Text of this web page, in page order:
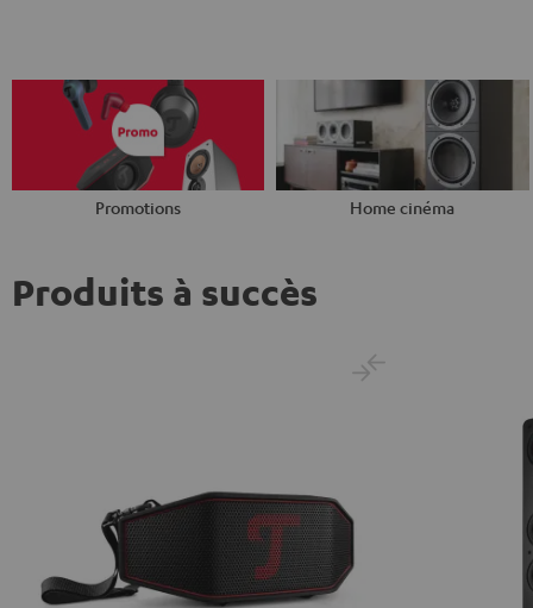
Promotions Home cinéma
Produits à succès